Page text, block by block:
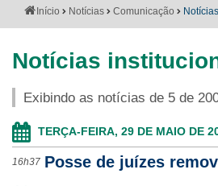
clique
ou
Notícias
Serviços
Jurisprudência
Transparência
Legislação
VocêInício Notícias Comunicação
Notícias
Exibindo as notícias de 5 de
TERÇA-FEIRA, 29 DE MAIO DE
16h37 Posse de juízes